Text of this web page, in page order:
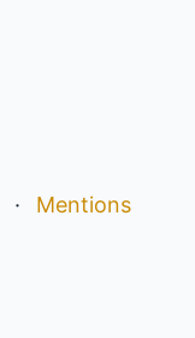
·
Mentions